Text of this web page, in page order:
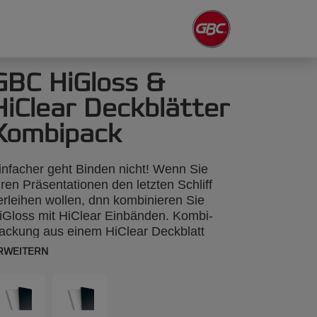
HiGloss &
Deckblätter
geht Binden nicht! Wenn Sie
Präsentationen den letzten Schliff
wollen, dnn kombinieren Sie
mit HiClear Einbänden. Kombi-
aus einem HiClear Deckblatt
Mikron) und einer schwarzen HiGloss